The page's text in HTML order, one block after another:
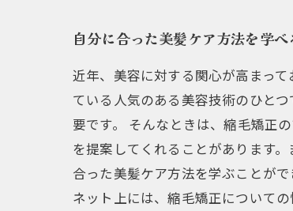
自分に合った美髪ケア方法を学べ
近年、美容に対する関心が高まっ
ている人気のある美容技術のひと
要です。 そんなときは、縮毛矯正
を提案してくれることがあります
合った美髪ケア方法を学ぶことが
ネット上には、縮毛矯正について